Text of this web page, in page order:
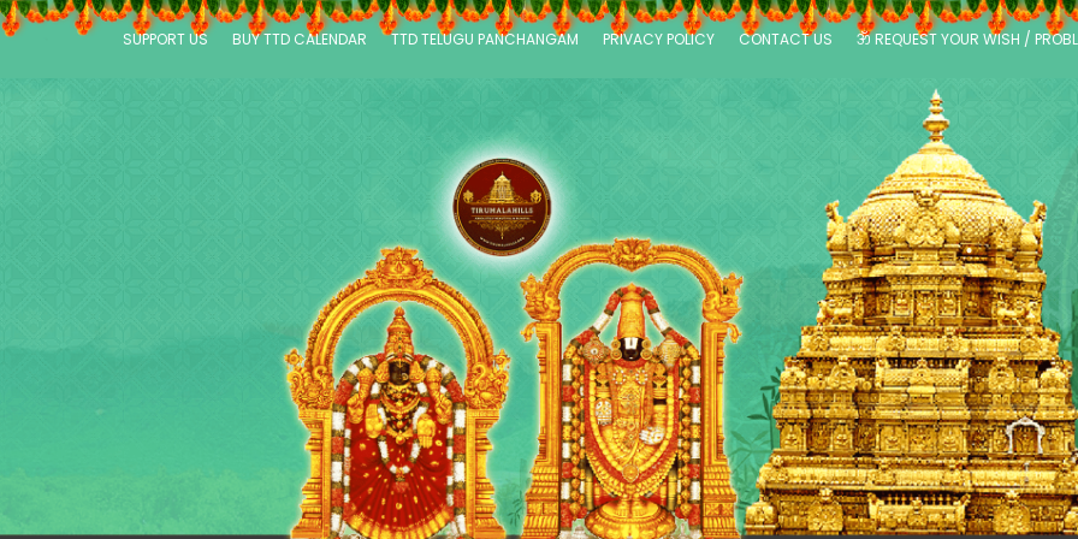
SUPPORT US BUY TTD CALENDAR TTD TELUGU PANCHANGAM PRIVACY POLICY CONTACT US ॐ REQUEST YOUR WISH /